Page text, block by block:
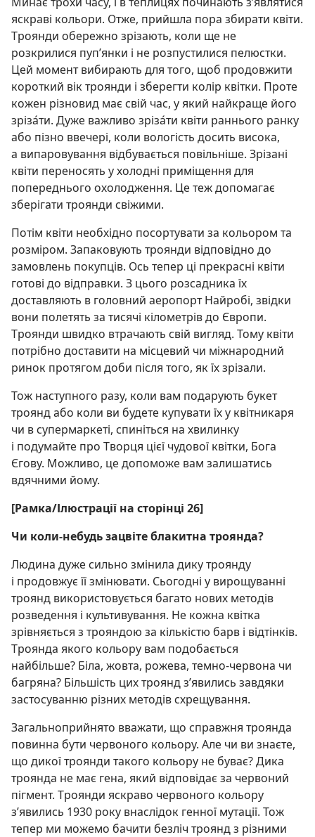
яскраві кольори. Отже, прийшла пора збирати квіти.
Троянди обережно зрізають, коли ще не
розкрилися пуп’янки і не розпустилися пелюстки.
Цей момент вибирають для того, щоб продовжити
короткий вік троянди і зберегти колір квітки. Проте
кожен різновид має свій час, у який найкраще його
зріза́ти. Дуже важливо зріза́ти квіти раннього ранку
або пізно ввечері, коли вологість досить висока,
а випаровування відбувається повільніше. Зрізані
квіти переносять у холодні приміщення для
попереднього охолодження. Це теж допомагає
зберігати троянди свіжими.
Потім квіти необхідно посортувати за кольором та
розміром. Запаковують троянди відповідно до
замовлень покупців. Ось тепер ці прекрасні квіти
готові до відправки. З цього розсадника їх
доставляють в головний аеропорт Найробі, звідки
вони полетять за тисячі кілометрів до Європи.
Троянди швидко втрачають свій вигляд. Тому квіти
потрібно доставити на місцевий чи міжнародний
ринок протягом доби після того, як їх зрізали.
Тож наступного разу, коли вам подарують букет
троянд або коли ви будете купувати їх у квітникаря
чи в супермаркеті, спиніться на хвилинку
і подумайте про Творця цієї чудової квітки, Бога
Єгову. Можливо, це допоможе вам залишатись
вдячними йому.
[Рамка/Ілюстрації на сторінці 26]
Чи коли-небудь зацвіте блакитна троянда?
Людина дуже сильно змінила дику троянду
і продовжує її змінювати. Сьогодні у вирощуванні
троянд використовується багато нових методів
розведення і культивування. Не кожна квітка
зрівняється з трояндою за кількістю барв і відтінків.
Троянда якого кольору вам подобається
найбільше? Біла, жовта, рожева, темно-червона чи
багряна? Більшість цих троянд з’явились завдяки
застосуванню різних методів схрещування.
Загальноприйнято вважати, що справжня троянда
повинна бути червоного кольору. Але чи ви знаєте,
що дикої троянди такого кольору не буває? Дика
троянда не має гена, який відповідає за червоний
пігмент. Троянди яскраво червоного кольору
з’явились 1930 року внаслідок генної мутації. Тож
тепер ми можемо бачити безліч троянд з різними